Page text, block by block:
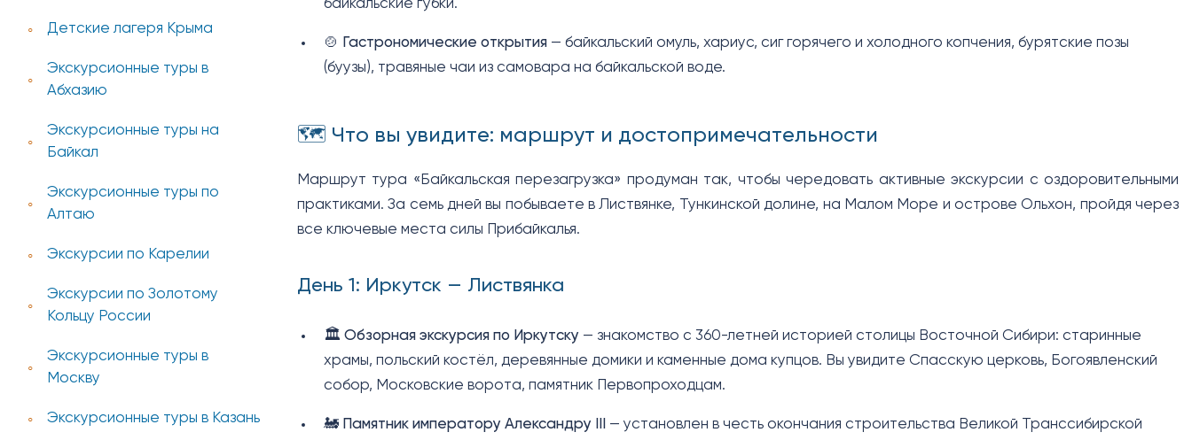
Детские лагеря Крыма
Экскурсионные туры в
Абхазию
Экскурсионные туры на
Байкал
Экскурсионные туры по
Алтаю
Экскурсии по Карелии
Экскурсии по Золотому
Кольцу России
Экскурсионные туры в
Москву
Экскурсионные туры в Казань
байкальские губки.
🍲 Гастрономические открытия — байкальский омуль, хариус, сиг горячего и холодного копчения, бурятские позы
(буузы), травяные чаи из самовара на байкальской воде.
🗺️ Что вы увидите: маршрут и достопримечательности
Маршрут тура «Байкальская перезагрузка» продуман так, чтобы чередовать активные экскурсии с оздоровительными
практиками. За семь дней вы побываете в Листвянке, Тункинской долине, на Малом Море и острове Ольхон, пройдя через
все ключевые места силы Прибайкалья.
День 1: Иркутск — Листвянка
🏛️Обзорная экскурсия по Иркутску — знакомство с 360-летней историей столицы Восточной Сибири: старинные
храмы, польский костёл, деревянные домики и каменные дома купцов. Вы увидите Спасскую церковь, Богоявленский
собор, Московские ворота, памятник Первопроходцам.
🚂 Памятник императору Александру III
— установлен в честь окончания строительства Великой Транссибирской